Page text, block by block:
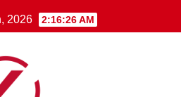
2026 2:16:27 AM